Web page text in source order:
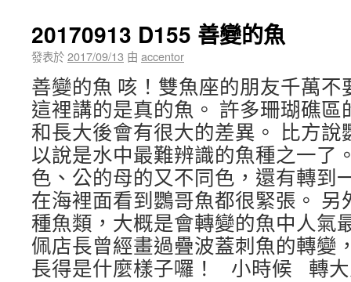
20170913 D155 善變的魚
發表於2017/09/13 由 accentor
善變的魚 咳！雙魚座的朋友千萬
這裡講的是真的魚。 許多珊瑚礁
和長大後會有很大的差異。 比方
以說是水中最難辨識的魚種之一了
色、公的母的又不同色，還有轉到
在海裡面看到鸚哥魚都很緊張。
種魚類，大概是會轉變的魚中人氣
佩店長曾經畫過疊波蓋刺魚的轉變
長得是什麼樣子囉！ 小時候 轉